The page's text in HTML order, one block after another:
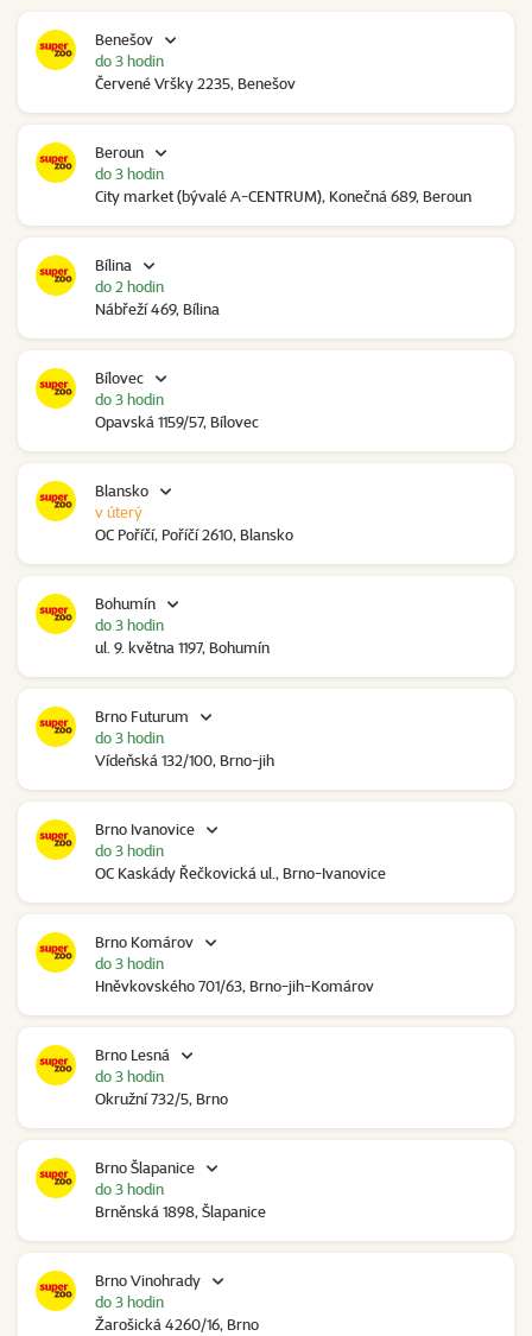
Benešov
Červené Vršky 2235, Benešov
do 3 hodin
Beroun
City market (bývalé A-CENTRUM), Konečná 689, Beroun
do 3 hodin
Bílina
Nábřeží 469, Bílina
do 2 hodin
Bílovec
Opavská 1159/57, Bílovec
do 3 hodin
Blansko
OC Poříčí, Poříčí 2610, Blansko
v úterý
Bohumín
ul. 9. května 1197, Bohumín
do 3 hodin
Brno Futurum
Vídeňská 132/100, Brno-jih
do 3 hodin
Brno Ivanovice
OC Kaskády Řečkovická ul., Brno-Ivanovice
do 3 hodin
Brno Komárov
Hněvkovského 701/63, Brno-jih-Komárov
do 3 hodin
Brno Lesná
Okružní 732/5, Brno
do 3 hodin
Brno Šlapanice
Brněnská 1898, Šlapanice
do 3 hodin
Brno Vinohrady
Žarošická 4260/16, Brno
do 3 hodin